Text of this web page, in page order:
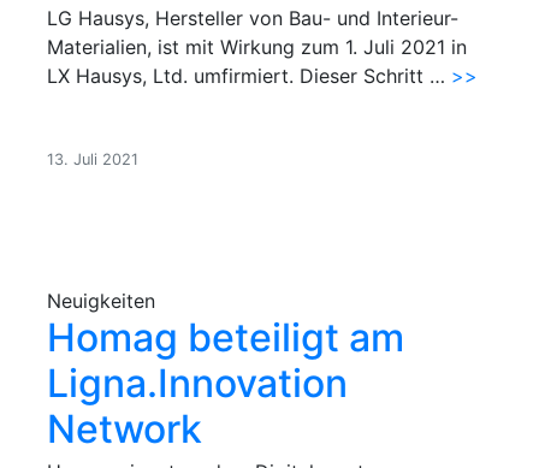
LG Hausys, Hersteller von Bau- und Interieur-
Materialien, ist mit Wirkung zum 1. Juli 2021 in
LX Hausys, Ltd. umfirmiert. Dieser Schritt … >>
13. Juli 2021
Neuigkeiten
Homag beteiligt am
Ligna.Innovation
Network